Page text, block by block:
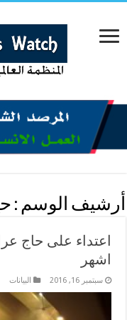
أرشيف الوسم :
اعتداء على حاج
اشهر
سبتمبر 16, 2016 البیانات